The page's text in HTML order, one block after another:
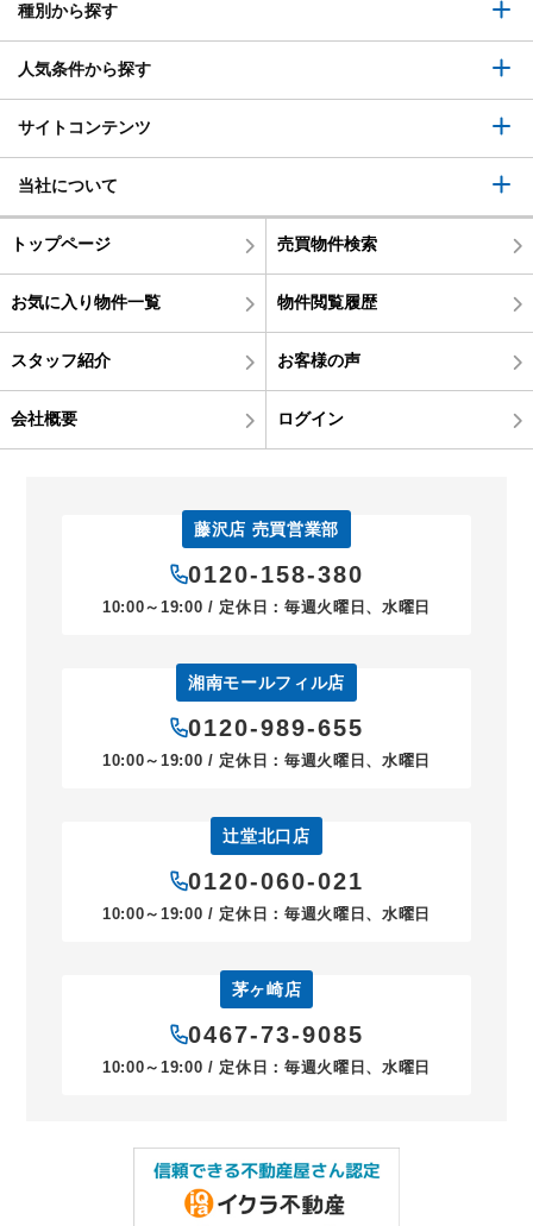
種別から探す
人気条件から探す
サイトコンテンツ
当社について
トップページ 売買物件検索
お気に入り物件一覧 物件閲覧履歴
スタッフ紹介 お客様の声
会社概要 ログイン
藤沢店 売買営業部
0120-158-380
10:00～19:00 / 定休日：毎週火曜日、水曜日
湘南モールフィル店
0120-989-655
10:00～19:00 / 定休日：毎週火曜日、水曜日
辻堂北口店
0120-060-021
10:00～19:00 / 定休日：毎週火曜日、水曜日
茅ヶ崎店
0467-73-9085
10:00～19:00 / 定休日：毎週火曜日、水曜日